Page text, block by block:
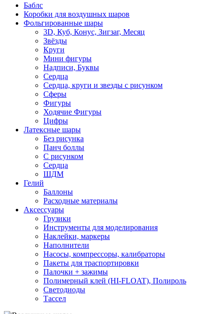
Баблс
Коробки для воздушных шаров
Фольгированные шары
3D, Куб, Конус, Зигзаг, Месяц
Звёзды
Круги
Мини фигуры
Надписи, Буквы
Сердца
Сердца, круги и звезды с рисунком
Сферы
Фигуры
Ходячие Фигуры
Цифры
Латексные шары
Без рисунка
Панч боллы
С рисунком
Сердца
ШДМ
Гелий
Баллоны
Расходные материалы
Аксессуары
Грузики
Инструменты для моделирования
Наклейки, маркеры
Наполнители
Насосы, компрессоры, калибраторы
Пакеты для траспортировки
Палочки + зажимы
Полимерный клей (HI-FLOAT), Полироль
Светодиоды
Тассел